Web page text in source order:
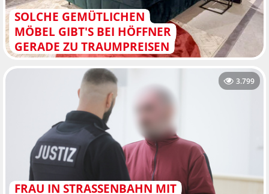
SOLCHE GEMÜTLICHEN
MÖBEL GIBT'S BEI HÖFFNER
GERADE ZU TRAUMPREISEN
FRAU IN STRASSENBAHN MIT B
3.799